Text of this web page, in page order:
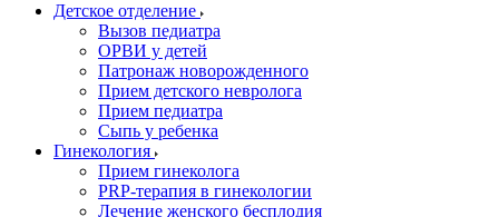
Детское отделение
Вызов педиатра
ОРВИ у детей
Патронаж новорожденного
Прием детского невролога
Прием педиатра
Сыпь у ребенка
Гинекология
Прием гинеколога
PRP-терапия в гинекологии
Лечение женского бесплодия